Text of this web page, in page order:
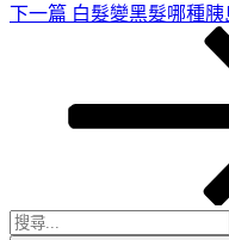
下
下一篇 白髮變黑髮哪種
搜